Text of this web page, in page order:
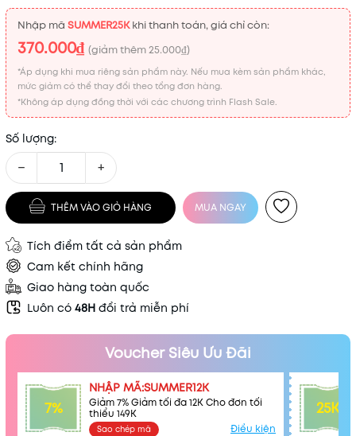
Nhập mã SUMMER25Kkhi thanh toán, giá chỉ còn:
370.000₫ (giảm thêm25.000₫)
*Áp dụng khi mua riêng sản phẩm này. Nếu mua kèm sản phẩm khác,
mức giảm có thể thay đổi theo tổng đơn hàng.
*Không áp dụng đồng thời với các chương trình Flash Sale.
Số lượng:
− +
THÊM VÀO GIỎ HÀNG MUA NGAY
Tích điểm tất cả sản phẩm
Cam kết chính hãng
Giao hàng toàn quốc
Luôn có 48H đổi trả miễn phí
Voucher Siêu Ưu Đãi
7%
NHẬP MÃ:SUMMER12K
Giảm 7% Giảm tối đa 12K Cho đơn tối
thiểu 149K
Sao chép mã Điều kiện
25K
Mã khuyến mãi:
Điều kiện: